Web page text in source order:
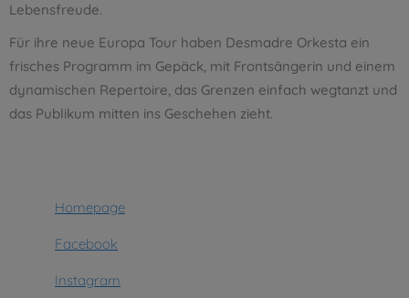
Lebensfreude.
Für ihre neue Europa Tour haben Desmadre Orkesta ein
frisches Programm im Gepäck, mit Frontsängerin und einem
dynamischen Repertoire, das Grenzen einfach wegtanzt und
das Publikum mitten ins Geschehen zieht.
Homepage
Facebook
Instagram